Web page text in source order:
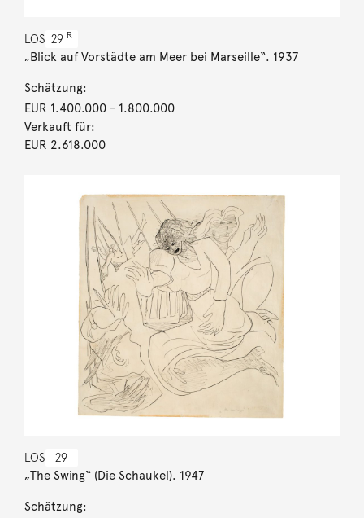
LOS 29 R
„Blick auf Vorstädte am Meer bei Marseille“. 1937
Schätzung:
EUR 1.400.000- 1.800.000
Verkauft für:
EUR 2.618.000
LOS 29
„The Swing“ (Die Schaukel). 1947
Schätzung: